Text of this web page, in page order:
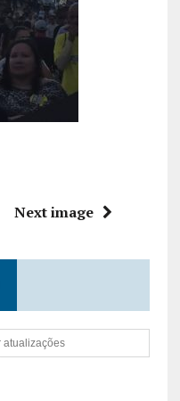
Next image